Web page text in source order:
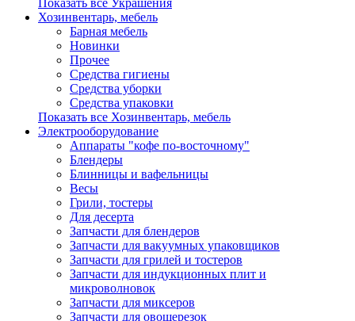
Показать все Украшения
Хозинвентарь, мебель
Барная мебель
Новинки
Прочее
Средства гигиены
Средства уборки
Средства упаковки
Показать все Хозинвентарь, мебель
Электрооборудование
Аппараты "кофе по-восточному"
Блендеры
Блинницы и вафельницы
Весы
Грили, тостеры
Для десерта
Запчасти для блендеров
Запчасти для вакуумных упаковщиков
Запчасти для грилей и тостеров
Запчасти для индукционных плит и
микроволновок
Запчасти для миксеров
Запчасти для овощерезок